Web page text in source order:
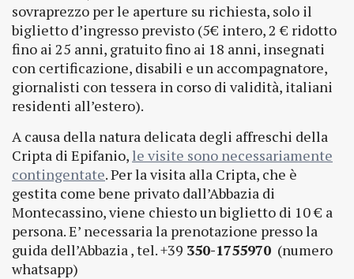
sovraprezzo per le aperture su richiesta, solo il
biglietto d’ingresso previsto (5€ intero, 2 € ridotto
fino ai 25 anni, gratuito fino ai 18 anni, insegnati
con certificazione, disabili e un accompagnatore,
giornalisti con tessera in corso di validità, italiani
residenti all’estero).
A causa della natura delicata degli affreschi della
Cripta di Epifanio, le visite sono necessariamente
contingentate. Per la visita alla Cripta, che è
gestita come bene privato dall’Abbazia di
Montecassino, viene chiesto un biglietto di 10 € a
persona. E’ necessaria la prenotazione presso la
guida dell’Abbazia , tel. +39 350-1755970 ​ (numero
whatsapp)